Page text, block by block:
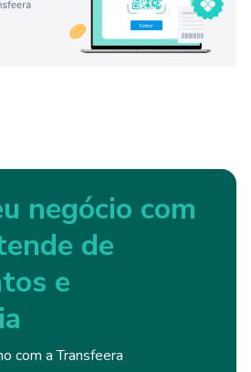
negócio com
de
e
com a Transfeera